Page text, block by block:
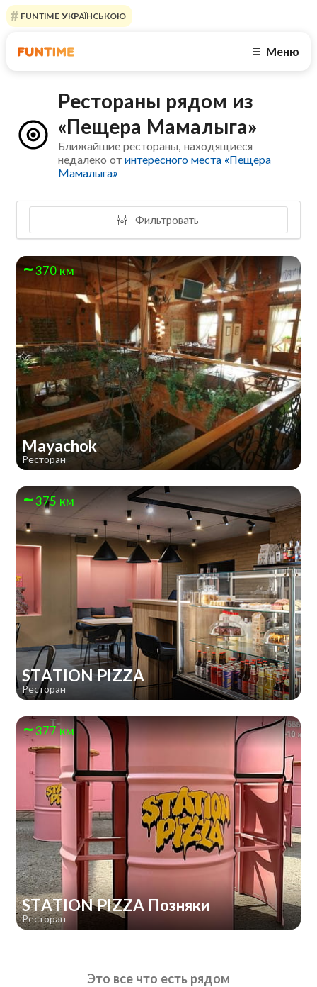
FUNTIME УКРАЇНСЬКОЮ
☰ Меню
Рестораны рядом из
«Пещера Мамалыга»
Ближайшие рестораны, находящиеся
недалеко отинтересного места «Пещера
Мамалыга»
Фильтровать
370 км
Mayachok
Ресторан
375 км
STATION PIZZA
Ресторан
377 км
STATION PIZZA Позняки
Ресторан
Это все что есть рядом